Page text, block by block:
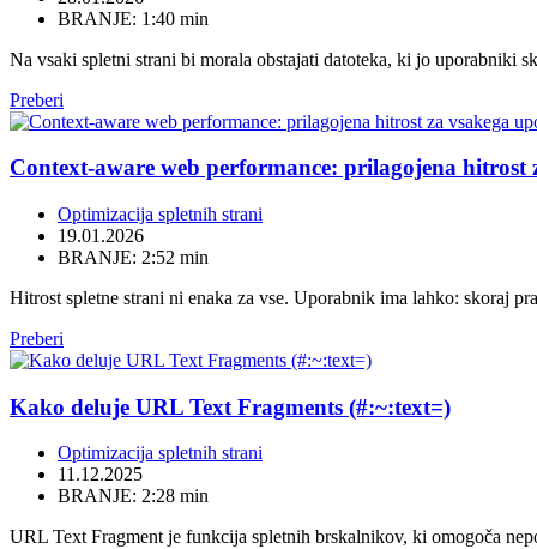
BRANJE: 1:40 min
Na vsaki spletni strani bi morala obstajati datoteka, ki jo uporabniki
Preberi
Context-aware web performance: prilagojena hitrost
Optimizacija spletnih strani
19.01.2026
BRANJE: 2:52 min
Hitrost spletne strani ni enaka za vse. Uporabnik ima lahko: skoraj
Preberi
Kako deluje URL Text Fragments (#:~:text=)
Optimizacija spletnih strani
11.12.2025
BRANJE: 2:28 min
URL Text Fragment je funkcija spletnih brskalnikov, ki omogoča